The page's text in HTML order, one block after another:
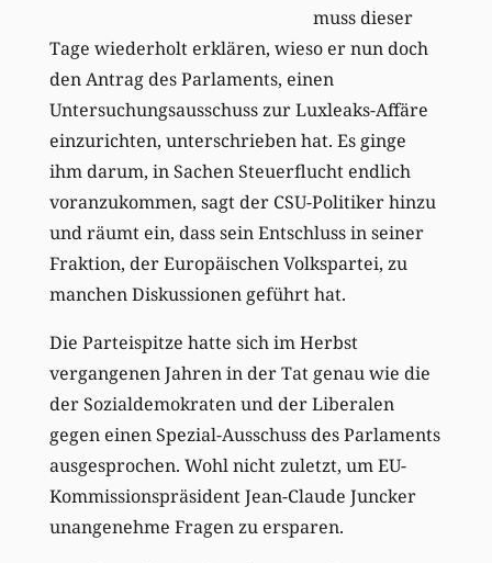
muss dieser
Tage wiederholt erklären, wieso er nun doch
den Antrag des Parlaments, einen
Untersuchungsausschuss zur Luxleaks-Affäre
einzurichten, unterschrieben hat. Es ginge
ihm darum, in Sachen Steuerflucht endlich
voranzukommen, sagt der CSU-Politiker hinzu
und räumt ein, dass sein Entschluss in seiner
Fraktion, der Europäischen Volkspartei, zu
manchen Diskussionen geführt hat.
Die Parteispitze hatte sich im Herbst
vergangenen Jahren in der Tat genau wie die
der Sozialdemokraten und der Liberalen
gegen einen Spezial-Ausschuss des Parlaments
ausgesprochen. Wohl nicht zuletzt, um EU-
Kommissionspräsident Jean-Claude Juncker
unangenehme Fragen zu ersparen.